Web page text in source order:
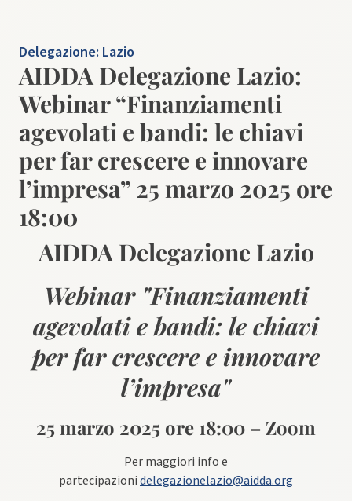
Delegazione: Lazio
AIDDA Delegazione Lazio:
Webinar “Finanziamenti
agevolati e bandi: le chiavi
per far crescere e innovare
l’impresa” 25 marzo 2025 ore
18:00
AIDDA Delegazione Lazio
Webinar "Finanziamenti
agevolati e bandi: le chiavi
per far crescere e innovare
l’impresa"
25 marzo 2025 ore 18:00 – Zoom
Per maggiori info e
partecipazionidelegazionelazio@aidda.org